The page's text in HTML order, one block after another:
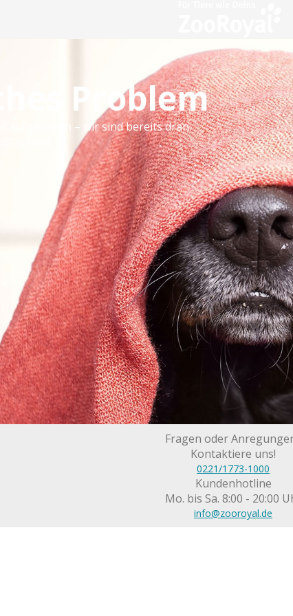
Problem
aufgetreten – wir sind bereits dran.
erneut.
Fragen oder
Kontaktiere uns!
0221/1773-1000
Kundenhotline
Mo. bis Sa. 8:00 - 20:00
info@zooroyal.de